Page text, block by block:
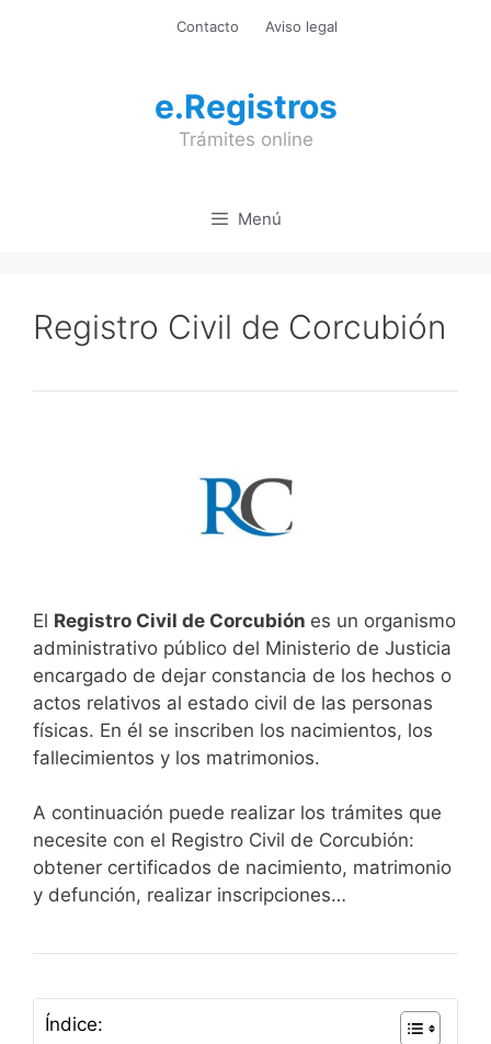
Contacto Aviso legal
e.Registros
Trámites online
Menú
Registro Civil de Corcubión
El Registro Civil de Corcubión es un organismo
administrativo público del Ministerio de Justicia
encargado de dejar constancia de los hechos o
actos relativos al estado civil de las personas
físicas. En él se inscriben los nacimientos, los
fallecimientos y los matrimonios.
A continuación puede realizar los trámites que
necesite con el Registro Civil de Corcubión:
obtener certificados de nacimiento, matrimonio
y defunción, realizar inscripciones…
Índice: